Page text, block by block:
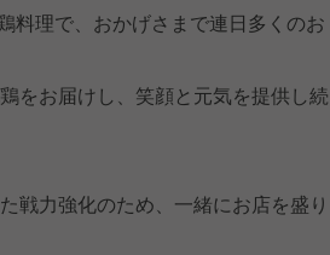
料理で、おかげさまで連日多くのお
をお届けし、笑顔と元気を提供し続
戦力強化のため、一緒にお店を盛り